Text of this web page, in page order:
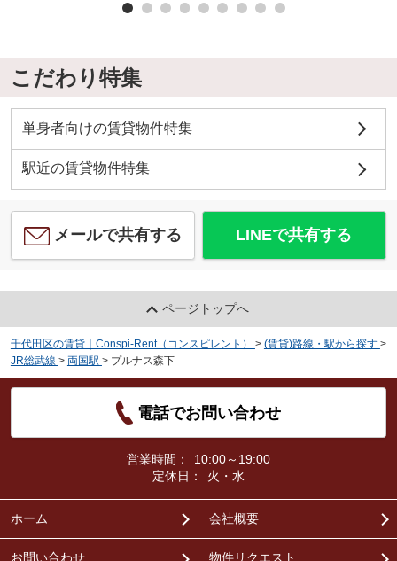
こだわり特集
単身者向けの賃貸物件特集
駅近の賃貸物件特集
メールで共有する LINEで共有する
ページトップへ
千代田区の賃貸｜Conspi-Rent（コンスピレント） > (賃貸)路線・駅から探す >
JR総武線 > 両国駅 > プルナス森下
電話でお問い合わせ
営業時間：
10:00～19:00
定休日：
火・水
ホーム 会社概要
お問い合わせ 物件リクエスト